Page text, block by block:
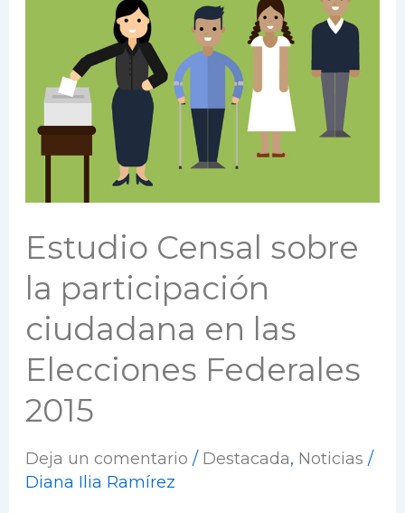
Estudio Censal sobre
la participación
ciudadana en las
Elecciones Federales
2015
Deja un comentario / Destacada, Noticias /
Diana Ilia Ramírez
participación
2015